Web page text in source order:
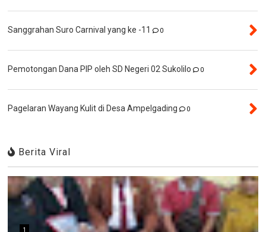
Sanggrahan Suro Carnival yang ke -11 0
Pemotongan Dana PIP oleh SD Negeri 02 Sukolilo 0
Pagelaran Wayang Kulit di Desa Ampelgading 0
Berita Viral
1